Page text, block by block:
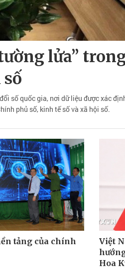
lửa”
số quốc gia, nơi dữ liệu được xác
phủ số, kinh tế số và xã hội số.
tảng của chính
Việt
Hoa